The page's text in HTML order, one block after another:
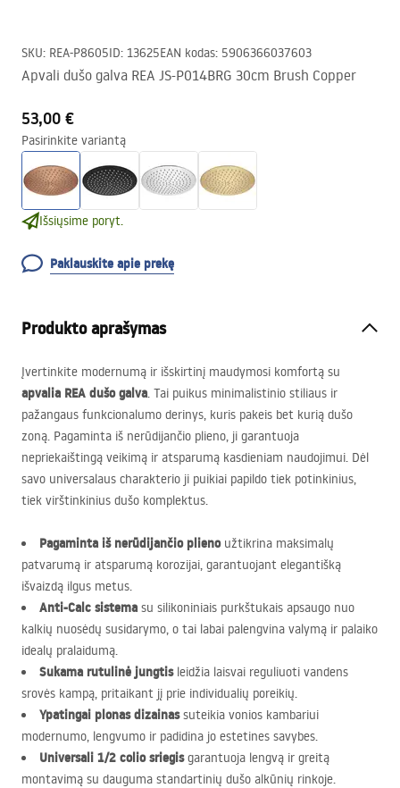
SKU: REA-P8605ID: 13625EAN kodas: 5906366037603
Apvali dušo galva REA JS-P014BRG 30cm Brush Copper
53,00 €
Pasirinkite variantą
Išsiųsime poryt.
Paklauskite apie prekę
Produkto aprašymas
Įvertinkite modernumą ir išskirtinį maudymosi komfortą su
apvalia REA dušo galva. Tai puikus minimalistinio stiliaus ir
pažangaus funkcionalumo derinys, kuris pakeis bet kurią dušo
zoną. Pagaminta iš nerūdijančio plieno, ji garantuoja
nepriekaištingą veikimą ir atsparumą kasdieniam naudojimui. Dėl
savo universalaus charakterio ji puikiai papildo tiek potinkinius,
tiek virštinkinius dušo komplektus.
Pagaminta iš nerūdijančio plienoužtikrina maksimalų
patvarumą ir atsparumą korozijai, garantuojant elegantišką
išvaizdą ilgus metus.
Anti-Calc sistema su silikoniniais purkštukais apsaugo nuo
kalkių nuosėdų susidarymo, o tai labai palengvina valymą ir palaiko
idealų pralaidumą.
Sukama rutulinė jungtisleidžia laisvai reguliuoti vandens
srovės kampą, pritaikant jį prie individualių poreikių.
Ypatingai plonas dizainassuteikia vonios kambariui
modernumo, lengvumo ir padidina jo estetines savybes.
Universali 1/2 colio sriegisgarantuoja lengvą ir greitą
montavimą su dauguma standartinių dušo alkūnių rinkoje.